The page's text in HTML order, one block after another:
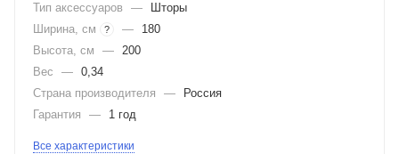
Тип аксессуаров —
Шторы
Ширина, см
? —
180
Высота, см
— 200
Вес
— 0,34
Страна производителя
—
Россия
Гарантия
— 1 год
Все характеристики